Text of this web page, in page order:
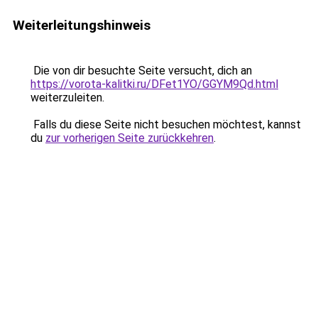
Weiterleitungshinweis
Die von dir besuchte Seite versucht, dich an
https://vorota-kalitki.ru/DFet1YO/GGYM9Qd.html
weiterzuleiten.
Falls du diese Seite nicht besuchen möchtest, kannst
du zur vorherigen Seite zurückkehren.